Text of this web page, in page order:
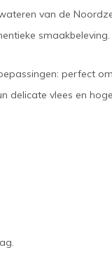
van de
smaakbeleving.
perfect
delicate vlees en